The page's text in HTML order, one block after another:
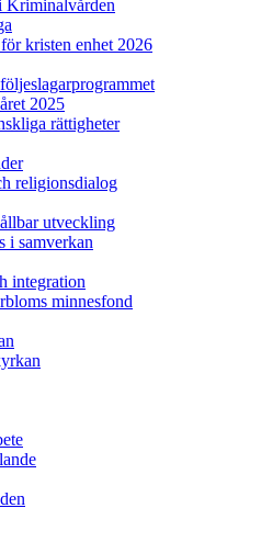
Kriminalvården
kristen enhet 2026
2025
rättigheter
religionsdialog
utveckling
i samverkan
integration
minnesfond